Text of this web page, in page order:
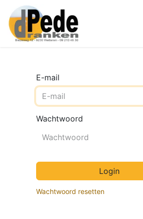
E-mail
Wachtwoord
Login
Wachtwoord resetten